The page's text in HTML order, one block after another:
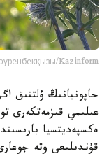
Kazinform
عىلىمي قىزمەتكەرى
ەكسپەديتسيا
قۇندىلىعى وتە